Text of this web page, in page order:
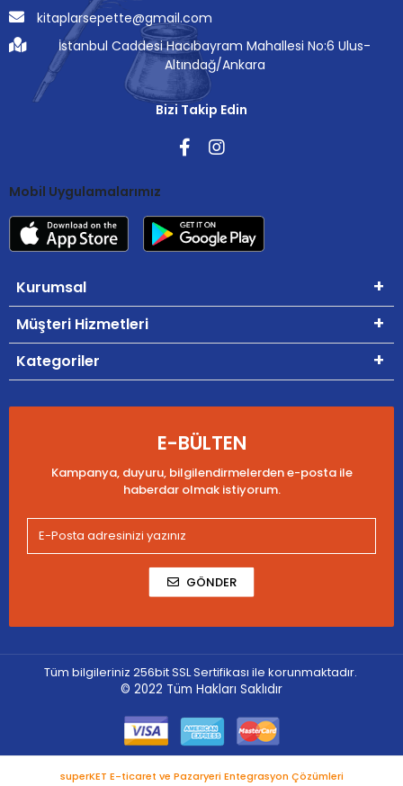
kitaplarsepette@gmail.com
İstanbul Caddesi Hacıbayram Mahallesi No:6 Ulus-
Altındağ/Ankara
Bizi Takip Edin
Mobil Uygulamalarımız
Kurumsal
Müşteri Hizmetleri
Kategoriler
E-BÜLTEN
Kampanya, duyuru, bilgilendirmelerden e-posta ile
haberdar olmak istiyorum.
GÖNDER
Tüm bilgileriniz 256bit SSL Sertifikası ile korunmaktadır.
© 2022 Tüm Hakları Saklıdır
superKET E-ticaret ve Pazaryeri Entegrasyon Çözümleri